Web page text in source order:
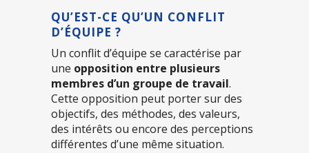
QU’EST-CE QU’UN CONFLIT
D’ÉQUIPE ?
Un conflit d’équipe se caractérise par
une opposition entre plusieurs
membres d’un groupe de travail.
Cette opposition peut porter sur des
objectifs, des méthodes, des valeurs,
des intérêts ou encore des perceptions
différentes d’une même situation.